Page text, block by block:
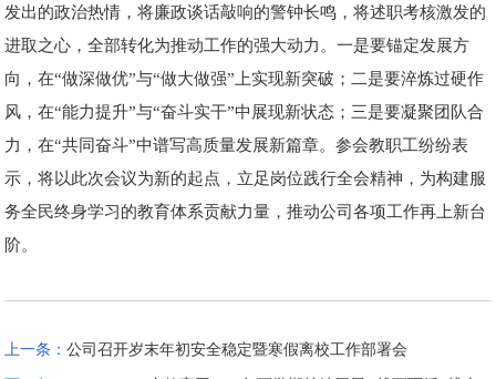
发出的政治热情，将廉政谈话敲响的警钟长鸣，将述职考核激发的
进取之心，全部转化为推动工作的强大动力。一是要锚定发展方
向，在“做深做优”与“做大做强”上实现新突破；二是要淬炼过硬作
风，在“能力提升”与“奋斗实干”中展现新状态；三是要凝聚团队合
力，在“共同奋斗”中谱写高质量发展新篇章。参会教职工纷纷表
示，将以此次会议为新的起点，立足岗位践行全会精神，为构建服
务全民终身学习的教育体系贡献力量，推动公司各项工作再上新台
阶。
上一条：公司召开岁末年初安全稳定暨寒假离校工作部署会